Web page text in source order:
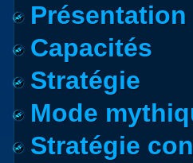
Présentation
Capacités
Stratégie
Mode
Stratégie